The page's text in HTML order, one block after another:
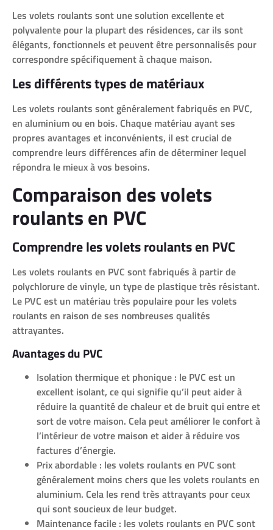
Les volets roulants sont une solution excellente et
polyvalente pour la plupart des résidences, car ils sont
élégants, fonctionnels et peuvent être personnalisés pour
correspondre spécifiquement à chaque maison.
Les différents types de matériaux
Les volets roulants sont généralement fabriqués en PVC,
en aluminium ou en bois. Chaque matériau ayant ses
propres avantages et inconvénients, il est crucial de
comprendre leurs différences afin de déterminer lequel
répondra le mieux à vos besoins.
Comparaison des volets
roulants en PVC
Comprendre les volets roulants en PVC
Les volets roulants en PVC sont fabriqués à partir de
polychlorure de vinyle, un type de plastique très résistant.
Le PVC est un matériau très populaire pour les volets
roulants en raison de ses nombreuses qualités
attrayantes.
Avantages du PVC
Isolation thermique et phonique : le PVC est un
excellent isolant, ce qui signifie qu’il peut aider à
réduire la quantité de chaleur et de bruit qui entre et
sort de votre maison. Cela peut améliorer le confort à
l’intérieur de votre maison et aider à réduire vos
factures d’énergie.
Prix abordable : les volets roulants en PVC sont
généralement moins chers que les volets roulants en
aluminium. Cela les rend très attrayants pour ceux
qui sont soucieux de leur budget.
Maintenance facile : les volets roulants en PVC sont